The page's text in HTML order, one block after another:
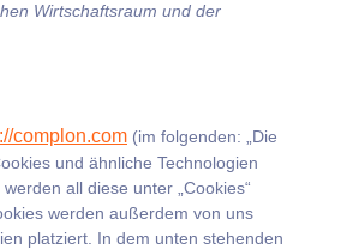
Wirtschaftsraum und der
complon.com (im folgenden: „Die
und ähnliche Technologien
all diese unter „Cookies“
werden außerdem von uns
platziert. In dem unten stehenden